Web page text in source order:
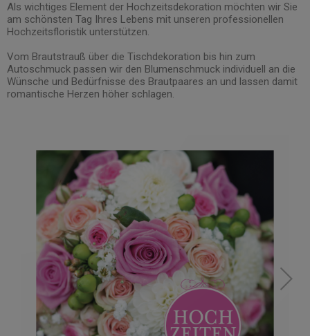
Als wichtiges Element der Hochzeitsdekoration möchten wir Sie
am schönsten Tag Ihres Lebens mit unseren professionellen
Hochzeitsfloristik unterstützen.
Vom Brautstrauß über die Tischdekoration bis hin zum
Autoschmuck passen wir den Blumenschmuck individuell an die
Wünsche und Bedürfnisse des Brautpaares an und lassen damit
romantische Herzen höher schlagen.